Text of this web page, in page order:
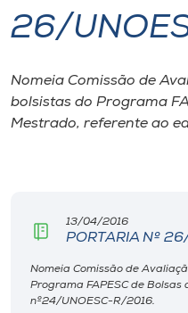
I.nova
Diplomados
Editora
26/
Nomeia Comissão de
bolsistas do Programa
Mestrado, referente ao
13/04/2016
PORTARIA Nº
Nomeia Comissão de
Programa FAPESC de
nº24/UNOESC-R/2016.